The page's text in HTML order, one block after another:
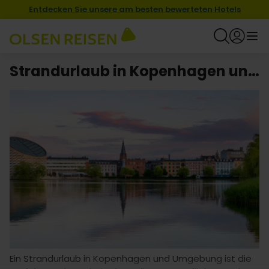
Entdecken Sie unsere am besten bewerteten Hotels
Strandurlaub in Kopenhagen und Umgebung
Ein Strandurlaub in Kopenhagen und Umgebung ist die